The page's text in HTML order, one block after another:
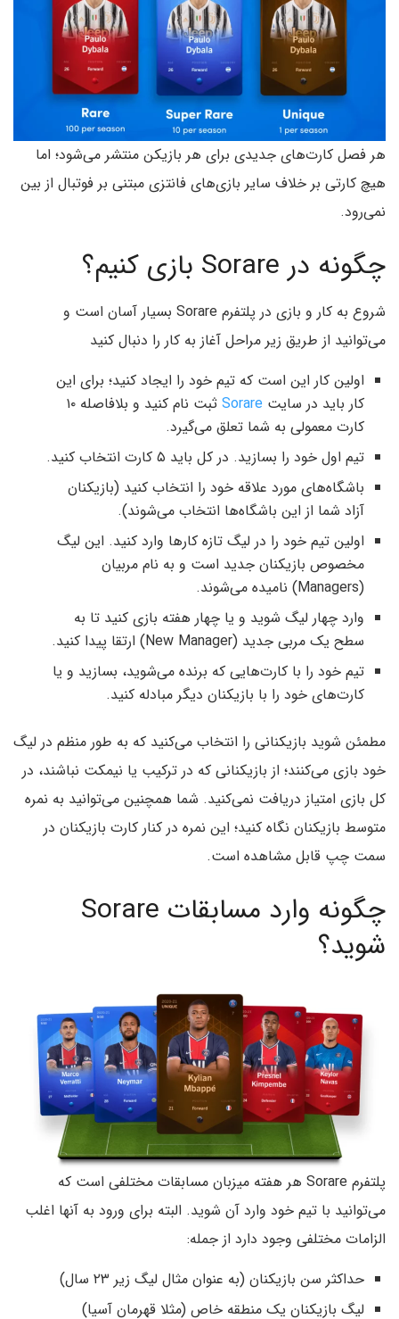
هر فصل کارت‌های جدیدی برای هر بازیکن منتشر می‌شود؛ اما
هیچ کارتی بر خلاف سایر بازی‌های فانتزی مبتنی بر فوتبال از بین
نمی‌رود.
چگونه در Sorare بازی کنیم؟
شروع به کار و بازی در پلتفرم Sorare بسیار آسان است و
می‌توانید از طریق زیر مراحل آغاز به کار را دنبال کنید
اولین کار این است که تیم خود را ایجاد کنید؛ برای این
کار باید در سایت Sorare
ثبت نام کنید و بلافاصله ۱۰
کارت معمولی به شما تعلق می‌گیرد.
تیم اول خود را بسازید. در کل باید ۵ کارت انتخاب کنید.
باشگاه‌های مورد علاقه خود را انتخاب کنید (بازیکنان
آزاد شما از این باشگاه‌ها انتخاب می‌شوند).
اولین تیم خود را در لیگ تازه کارها وارد کنید. این لیگ
مخصوص بازیکنان جدید است و به نام مربیان
(Managers) نامیده می‌شوند.
وارد چهار لیگ شوید و یا چهار هفته بازی کنید تا به
سطح یک مربی جدید (New Manager) ارتقا پیدا کنید.
تیم خود را با کارت‌هایی که برنده می‌شوید، بسازید و یا
کارت‌های خود را با بازیکنان دیگر مبادله کنید.
مطمئن شوید بازیکنانی را انتخاب می‌کنید که به طور منظم در لیگ
خود بازی می‌کنند؛ از بازیکنانی که در ترکیب یا نیمکت نباشند، در
کل بازی امتیاز دریافت نمی‌کنید. شما همچنین می‌توانید به نمره
متوسط بازیکنان نگاه کنید؛ این نمره در کنار کارت بازیکنان در
سمت چپ قابل مشاهده است.
چگونه وارد مسابقات Sorare
شوید؟
پلتفرم Sorare هر هفته میزبان مسابقات مختلفی است که
می‌توانید با تیم خود وارد آن شوید. البته برای ورود به آنها اغلب
الزامات مختلفی وجود دارد از جمله:
حداکثر سن بازیکنان (به عنوان مثال لیگ زیر ۲۳ سال)
لیگ بازیکنان یک منطقه خاص (مثلا قهرمان آسیا)